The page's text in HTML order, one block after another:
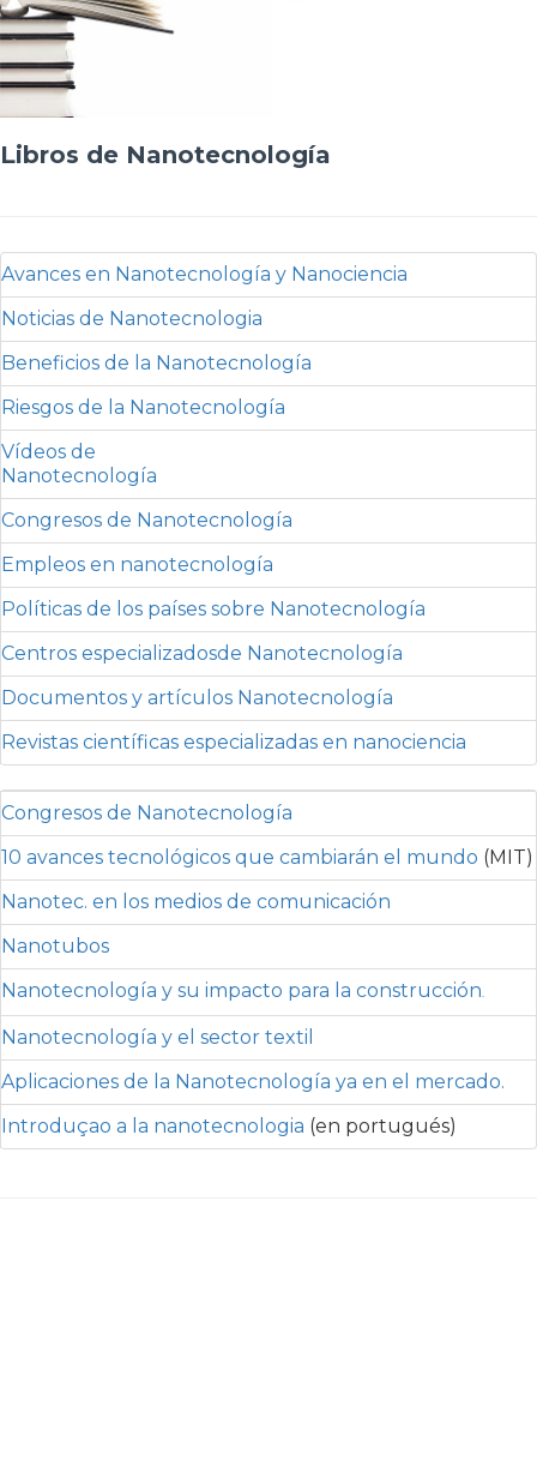
Libros de Nanotecnología
Avances en Nanotecnología y Nanociencia
Noticias de Nanotecnologia
Beneficios de la Nanotecnología
Riesgos de la Nanotecnología
Vídeos de
Nanotecnología
Congresos de Nanotecnología
Empleos en nanotecnología
Políticas de los países sobre Nanotecnología
Centros especializadosde Nanotecnología
Documentos y artículos Nanotecnología
Revistas científicas especializadas en nanociencia
Congresos de Nanotecnología
10 avances tecnológicos que cambiarán el mundo (MIT)
Nanotec. en los medios de comunicación
Nanotubos
Nanotecnología y su impacto para la construcción.
Nanotecnología y el sector textil
Aplicaciones de la Nanotecnología ya en el mercado.
Introduçao a la nanotecnologia (en portugués)